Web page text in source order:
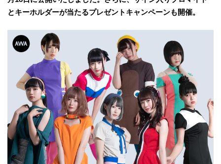
とキーホルダーが当たるプレゼントキャンペーンも開催。